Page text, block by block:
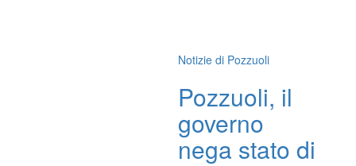
Notizie di Pozzuoli
Pozzuoli, il
governo
nega stato di